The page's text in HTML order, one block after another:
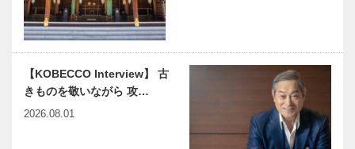
メント
力はココだ！
Vol.1 神戸大
Vol.42 新型出生前診断③
【KOBECCO Interview】 古
きものを敬いながら 攻…
2026.08.01